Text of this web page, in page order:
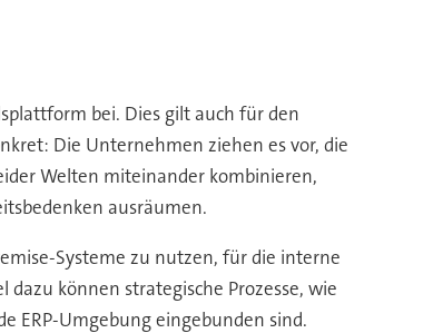
bei. Dies gilt auch für den
Die Unternehmen ziehen es vor, die
Welten miteinander kombinieren,
ausräumen.
Systeme zu nutzen, für die interne
können strategische Prozesse, wie
ERP-Umgebung eingebunden sind.